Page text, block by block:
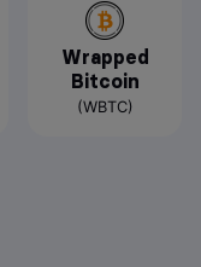
Wrapped
Bitcoin
(WBTC)